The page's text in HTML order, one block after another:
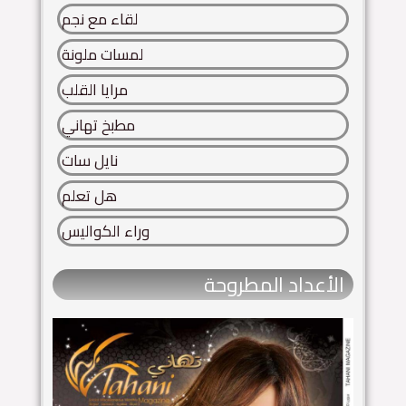
لقاء مع نجم
لمسات ملونة
مرايا القلب
مطبخ تهاني
نايل سات
هل تعلم
وراء الكواليس
الأعداد المطروحة​